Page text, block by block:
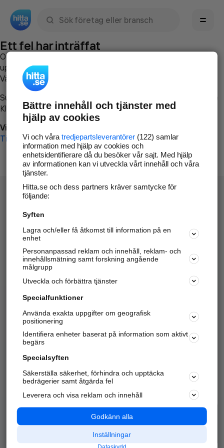
Ett fel har inträffat
Om du vill kan du
uppstod så att vi lättare och snabbare kan avhjälpa det.
Vänligen försök med följande:
Surfa till
Klicka påTillbaka-knappen i webbläsaren och försök igen
Vi beklagar besväret!
Till startsidan
Hitta.se - Gratis nummerupplysning.
Sök företag, personer och platser.
Hitta telefonnummer, adresser, företagsinfo mm.
Marknadsför företaget
Kom igång och annonsera mot
samarbetspartners nära dig.
Alla kategorier
Populära sökningar
API & Kartor
Annonsera
Integritet
Nödnummer
Bättre innehåll och tjänster med
hjälp av cookies
Vi och våra tredjepartsleverantörer(122) samlar
information med hjälp av cookies och
enhetsidentifierare då du besöker vår sajt. Med hjälp
av informationen kan vi utveckla vårt innehåll och våra
tjänster.
Hitta.se och dess partners kräver samtycke för
följande:
Syften
Lagra och/eller få åtkomst till information på en
enhet
Personanpassad reklam och innehåll, reklam- och
innehållsmätning samt forskning angående
målgrupp
Utveckla och förbättra tjänster
Specialfunktioner
Använda exakta uppgifter om geografisk
positionering
Identifiera enheter baserat på information som aktivt
begärs
Specialsyften
Säkerställa säkerhet, förhindra och upptäcka
bedrägerier samt åtgärda fel
Leverera och visa reklam och innehåll
Godkänn alla
Inställningar
Dataskydd